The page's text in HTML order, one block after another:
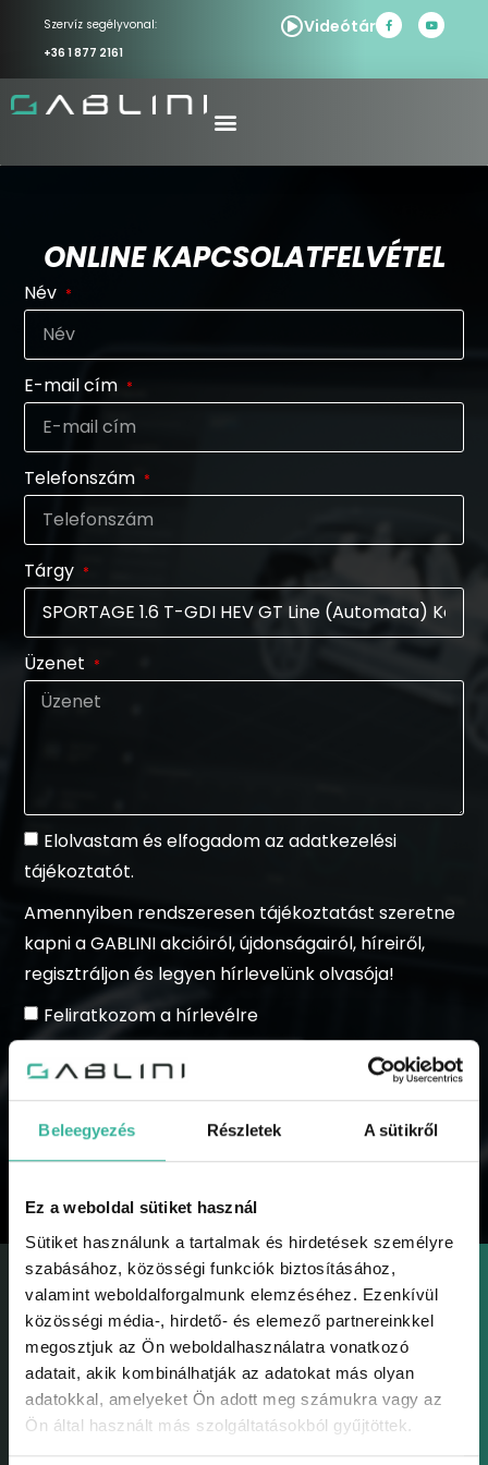
Beleegyezés Részletek A sütikről
Ez a weboldal sütiket használ
Sütiket használunk a tartalmak és hirdetések személyre
szabásához, közösségi funkciók biztosításához,
valamint weboldalforgalmunk elemzéséhez. Ezenkívül
közösségi média-, hirdető- és elemező partnereinkkel
megosztjuk az Ön weboldalhasználatra vonatkozó
adatait, akik kombinálhatják az adatokat más olyan
adatokkal, amelyeket Ön adott meg számukra vagy az
Ön által használt más szolgáltatásokból gyűjtöttek.
Szervíz segélyvonal:
+36 1 877 2161
Videótár
ONLINE KAPCSOLATFELVÉTEL
Név
E-mail cím
Telefonszám
Tárgy
Üzenet
Elolvastam és elfogadom az adatkezelési
tájékoztatót.
Amennyiben rendszeresen tájékoztatást szeretne
kapni a GABLINI akcióiról, újdonságairól, híreiről,
regisztráljon és legyen hírlevelünk olvasója!
Feliratkozom a hírlevélre
KÜLDÉS
GABLINI
Gablini
Környezetvédelem